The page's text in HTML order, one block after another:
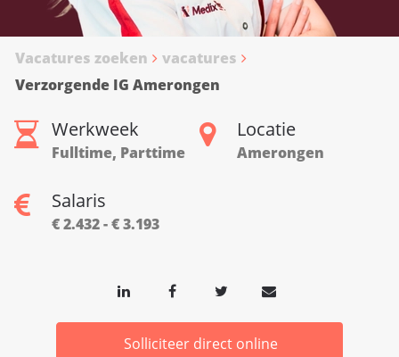
Vacatures zoeken
vacatures
Verzorgende IG Amerongen
Werkweek
Fulltime, Parttime
Locatie
Amerongen
Salaris
€ 2.432 - € 3.193
Solliciteer direct online